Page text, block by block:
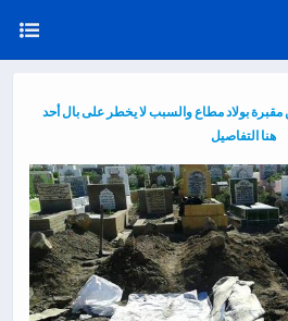
بولاد مطاع والسبب لا يخطر على بال أحد
هنا التفاصيل